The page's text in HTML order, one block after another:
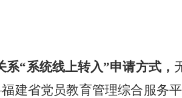
系“系统线上转入”申请方式，
福建省党员教育管理综合服务